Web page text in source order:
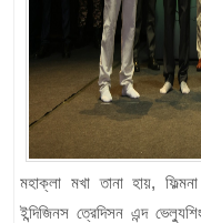
মহাক্লা মখা তানা হায়,
ইন্দিজিনস ত্রেদিসন এন্দ